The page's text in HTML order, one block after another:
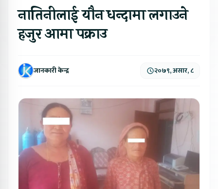
नातिनीलाई यौन धन्दामा लगाउने
हजुर आमा पक्राउ
जानकारी केन्द्र २०७९, असार, ८